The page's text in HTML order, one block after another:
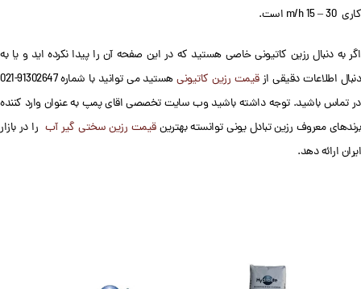
کاری 30 – 15 m/h است.
اگر به دنبال رزین کاتیونی خاصی هستید که در این صفحه آن را پیدا نکرده اید و یا به
دنبال اطلاعات دقیقی ازقیمت رزین کاتیونی
هستید می توانید با شماره 91302647-021
در تماس باشید. توجه داشته باشید وب سایت تخصصی اقای پمپ به عنوان وارد کننده
برندهای معروف رزین تبادل یونی توانسته بهترینقیمت رزین سختی گیر آب را در بازار
ایران ارائه دهد.